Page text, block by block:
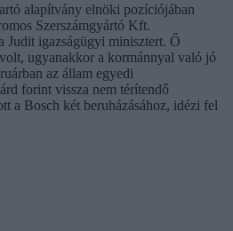
alapítvány elnöki pozíciójában
Szerszámgyártó Kft.
Judit igazságügyi minisztert. Ő
ugyanakkor a kormánnyal való jó
az állam egyedi
forint vissza nem térítendő
a Bosch két beruházásához, idézi fel